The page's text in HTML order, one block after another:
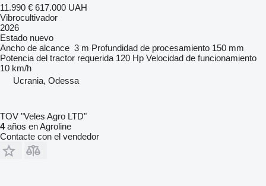
11.990 € 617.000 UAH
Vibrocultivador
2026
Estado nuevo
Ancho de alcance 3 m Profundidad de procesamiento 150 mm
Potencia del tractor requerida 120 Hp Velocidad de funcionamiento
10 km/h
Ucrania, Odessa
TOV "Veles Agro LTD"
4años en Agroline
Contacte con el vendedor